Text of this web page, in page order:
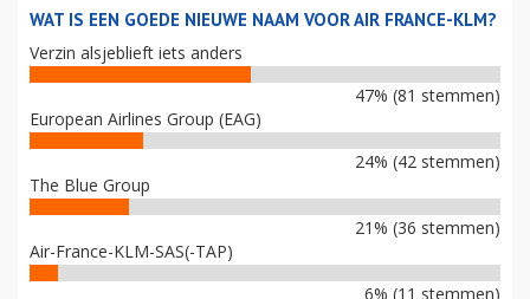
WAT IS EEN GOEDE NIEUWE NAAM VOOR AIR FRANCE-KLM?
Verzin alsjeblieft iets anders
47% (81 stemmen)
European Airlines Group (EAG)
24% (42 stemmen)
The Blue Group
21% (36 stemmen)
Air-France-KLM-SAS(-TAP)
6% (11 stemmen)